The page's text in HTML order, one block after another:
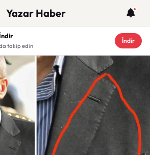
Yazar Haber
takip edin
İndir